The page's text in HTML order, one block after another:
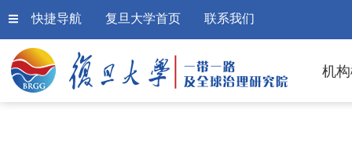
快捷导航 复旦大学首页 联系我们
机